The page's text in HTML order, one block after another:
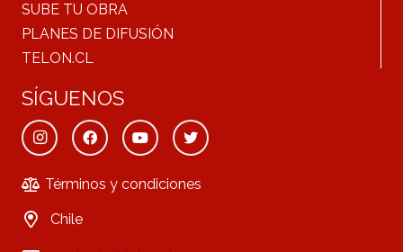
SUBE TU OBRA
PLANES DE DIFUSIÓN
TELON.CL
SÍGUENOS
Términos y condiciones
Chile